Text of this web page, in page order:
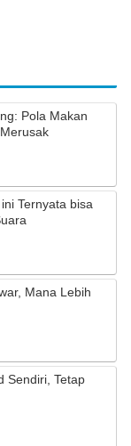
Pola Makan
Ternyata bisa
Mana Lebih
Sendiri, Tetap